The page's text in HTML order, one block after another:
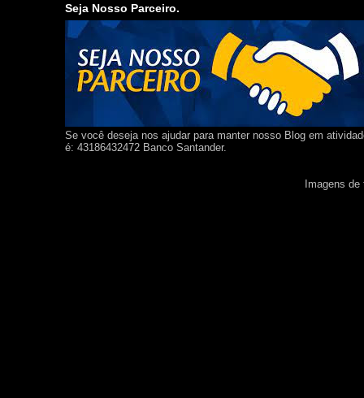
Seja Nosso Parceiro.
Se você deseja nos ajudar para manter nosso Blog em
é: 43186432472 Banco Santander.
Imagens